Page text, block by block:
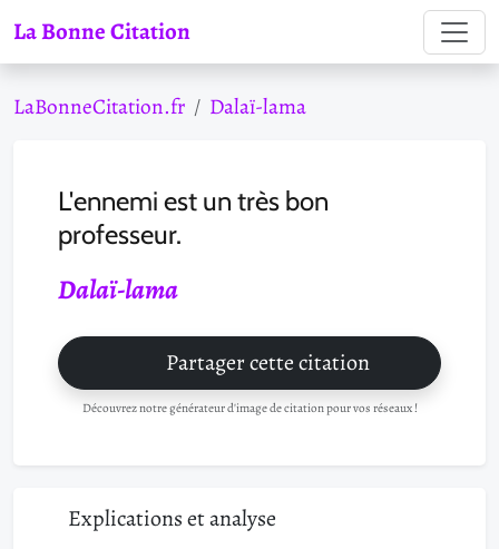
La Bonne Citation
LaBonneCitation.fr Dalaï-lama
L'ennemi est un très bon
professeur.
Dalaï-lama
Partager cette citation
Découvrez notre générateur d'image de citation pour vos réseaux !
Explications et analyse